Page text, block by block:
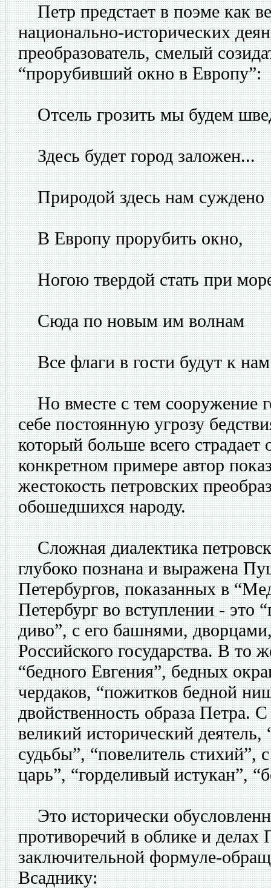
Петр предстает в поэме как
национально-исторических
преобразователь, смелый
“прорубивший окно в Европу”:
Отсель грозить мы будем
Здесь будет город заложен...
Природой здесь нам суждено
В Европу прорубить окно,
Ногою твердой стать при
Сюда по новым им волнам
Все флаги в гости будут к
Но вместе с тем сооружение
себе постоянную угрозу
который больше всего страдает
конкретном примере автор
жестокость петровских
обошедшихся народу.
Сложная диалектика
глубоко познана и выражена
Петербургов, показанных в
Петербург во вступлении - это
диво”, с его башнями,
Российского государства. В то
“бедного Евгения”, бедных
чердаков, “пожитков бедной
двойственность образа Петра.
великий исторический
судьбы”, “повелитель стихий”,
царь”, “горделивый истукан”,
Это исторически
противоречий в облике и
заключительной формуле-
Всаднику: